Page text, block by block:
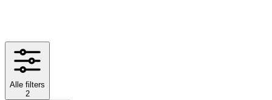
Alle filters
2